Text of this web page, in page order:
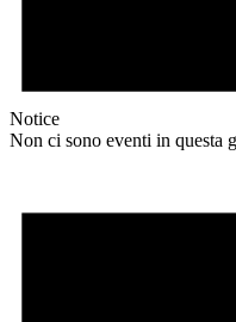
Notice
Non ci sono eventi in questa